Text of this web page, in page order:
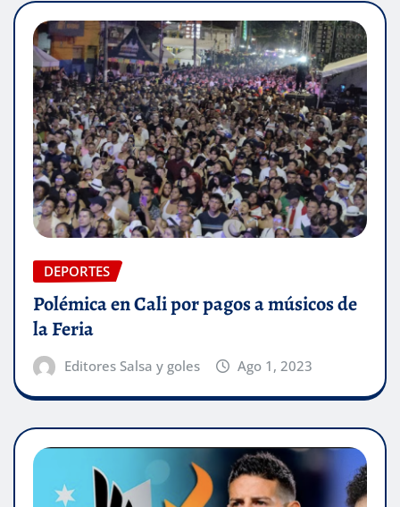
DEPORTES
Polémica en Cali por pagos a músicos de
la Feria
Editores Salsa y goles Ago 1, 2023